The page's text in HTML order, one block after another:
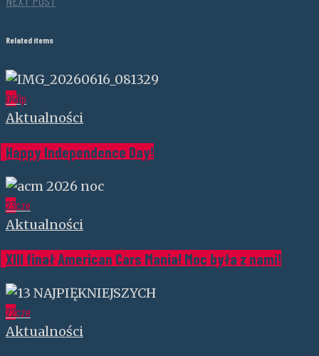
Related items
04lip
Aktualności
Happy Independence Day!
23cze
Aktualności
XIII finał American Cars Mania! Moc była z nami!
22cze
Aktualności